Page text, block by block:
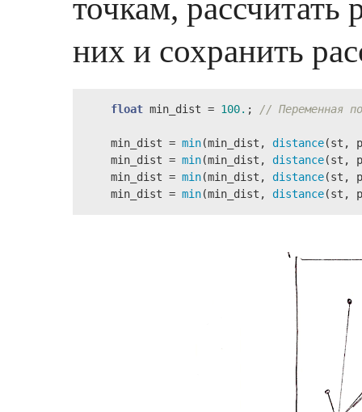
точкам, рассчитать
них и сохранить
float min_dist = 100. ; // Переменная
    min_dist =
min(min_dist, distance(st,
    min_dist =
min(min_dist, distance(st,
    min_dist =
min(min_dist, distance(st,
    min_dist =
min(min_dist, distance(st,